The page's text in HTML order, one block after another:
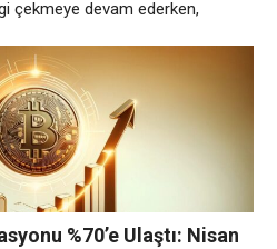
çekmeye devam ederken,
Blockchain analitik platformu
yalnızca bir hafta
işlem hacmine ulaştı.
%70’e Ulaştı: Nisan